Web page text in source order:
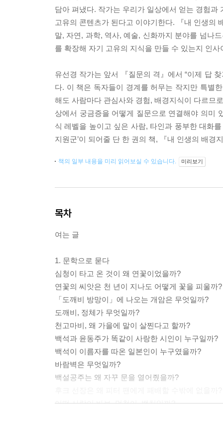
담아 펴냈다. 작가는 우리가 일상에서 얻는 경험
고유의 콘텐츠가 된다고 이야기한다. 『내 인생의
말, 자연, 과학, 역사, 예술, 신화까지 분야를 넘나
를 확장해 자기 고유의 지식을 만들 수 있는지 인사
유선경 작가는 앞서 『질문의 격』에서 “이제 답
다. 이 책은 독자들이 경계를 허무는 작지만 특별
해도 사람마다 관심사와 경험, 배경지식이 다르므
상에서 궁금증을 어떻게 질문으로 연결해야 의미
식 레벨을 높이고 싶은 사람, 타인과 풍부한 대화
지원군’이 되어줄 단 한 권의 책, 『내 인생의 배경
책의 일부 내용을 미리 읽어보실 수 있습니다. 미리보기
목차
여는 글
1. 문학으로 묻다
심청이 타고 온 것이 왜 연꽃이었을까?
연꽃의 씨앗은 천 년이 지나도 어떻게 꽃을 피울까?
「도깨비 방망이」에 나오는 개암은 무엇일까?
도깨비, 정체가 무엇일까?
천고마비, 왜 가을에 말이 살찐다고 할까?
백석과 윤동주가 똑같이 사랑한 시인이 누구일까?
백석이 이름자를 따온 일본인이 누구였을까?
바람벽은 무엇일까?
백설공주는 왜 자꾸 문을 열어줬을까?
어떤 사람이 바보, 멍청이, 백치일까?